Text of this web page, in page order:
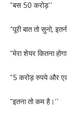
“बस 50 करोड़’’
“पूरी बात तो सुनो,
“मेरा शेयर कितना
“5 करोड़ रुपये और एक
“इतना तो कम है।‘’